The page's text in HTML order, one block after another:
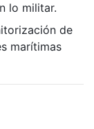
lo militar.
de
marítimas